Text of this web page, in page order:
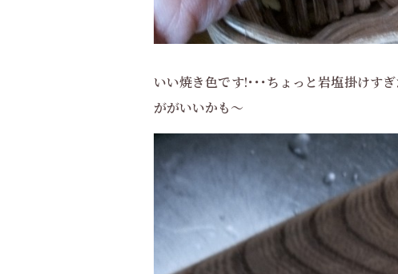
いい焼き色です!･･･ちょっと岩塩掛けす
ががいいかも～